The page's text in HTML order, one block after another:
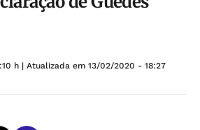
h | Atualizada em 13/02/2020 - 18:27